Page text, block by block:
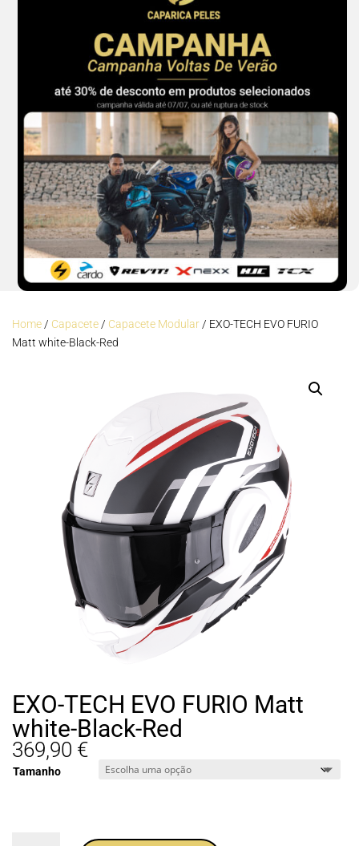
Home/ Capacete/ Capacete Modular/ EXO-TECH EVO FURIO
Matt white-Black-Red
EXO-TECH EVO FURIO Matt
white-Black-Red
369,90 €
Tamanho